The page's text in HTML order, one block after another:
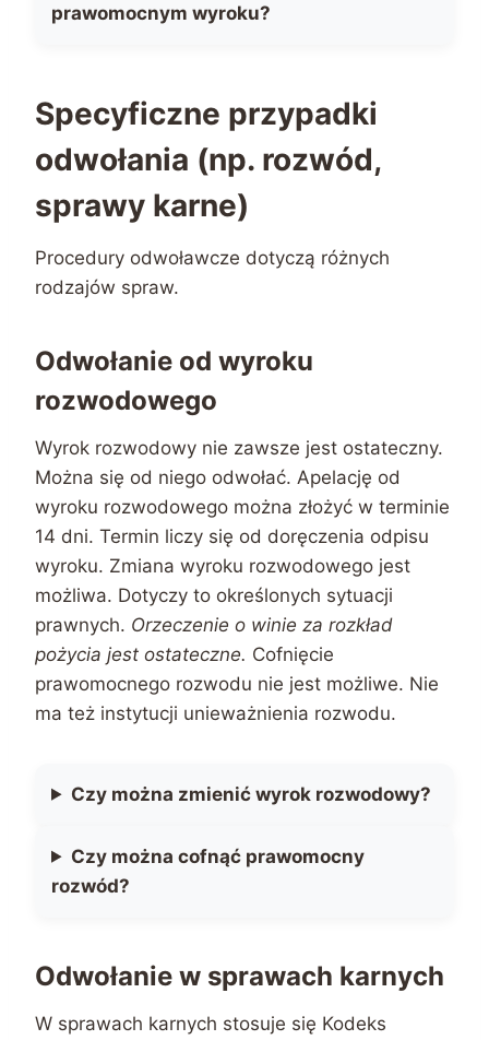
prawomocnym wyroku?
Specyficzne przypadki
odwołania (np. rozwód,
sprawy karne)
Procedury odwoławcze dotyczą różnych
rodzajów spraw.
Odwołanie od wyroku
rozwodowego
Wyrok rozwodowy nie zawsze jest ostateczny.
Można się od niego odwołać. Apelację od
wyroku rozwodowego można złożyć w terminie
14 dni. Termin liczy się od doręczenia odpisu
wyroku. Zmiana wyroku rozwodowego jest
możliwa. Dotyczy to określonych sytuacji
prawnych. Orzeczenie o winie za rozkład
pożycia jest ostateczne. Cofnięcie
prawomocnego rozwodu nie jest możliwe. Nie
ma też instytucji unieważnienia rozwodu.
Czy można zmienić wyrok rozwodowy?
Czy można cofnąć prawomocny
rozwód?
Odwołanie w sprawach karnych
W sprawach karnych stosuje się Kodeks